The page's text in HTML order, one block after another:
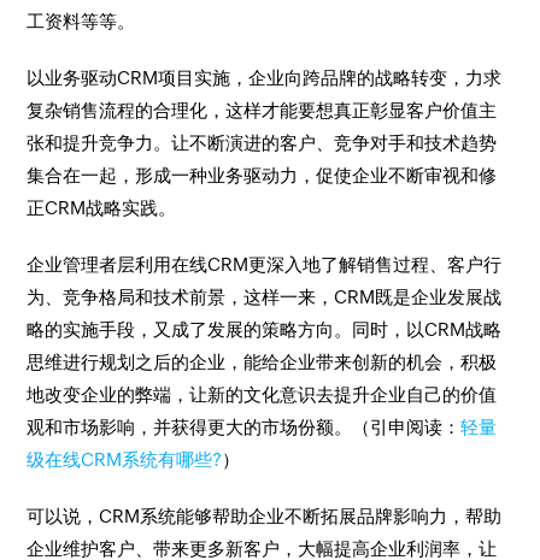
工资料等等。
以业务驱动CRM项目实施，企业向跨品牌的战略转变，力求
复杂销售流程的合理化，这样才能要想真正彰显客户价值主
张和提升竞争力。让不断演进的客户、竞争对手和技术趋势
集合在一起，形成一种业务驱动力，促使企业不断审视和修
正CRM战略实践。
企业管理者层利用在线CRM更深入地了解销售过程、客户行
为、竞争格局和技术前景，这样一来，CRM既是企业发展战
略的实施手段，又成了发展的策略方向。同时，以CRM战略
思维进行规划之后的企业，能给企业带来创新的机会，积极
地改变企业的弊端，让新的文化意识去提升企业自己的价值
观和市场影响，并获得更大的市场份额。（引申阅读：轻量
级在线CRM系统有哪些?）
可以说，CRM系统能够帮助企业不断拓展品牌影响力，帮助
企业维护客户、带来更多新客户，大幅提高企业利润率，让